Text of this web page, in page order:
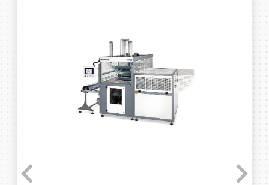
Previous Next